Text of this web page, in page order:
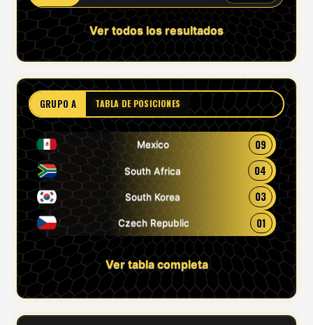
Ver todos los resultados
GRUPO A TABLA DE POSICIONES
Mexico 09
South Africa 04
South Korea 03
Czech Republic 01
Ver tabla completa